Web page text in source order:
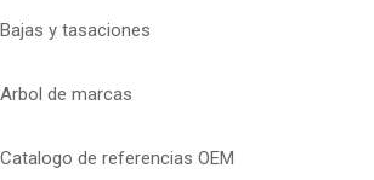
Bajas y tasaciones
Arbol de marcas
Catalogo de referencias OEM